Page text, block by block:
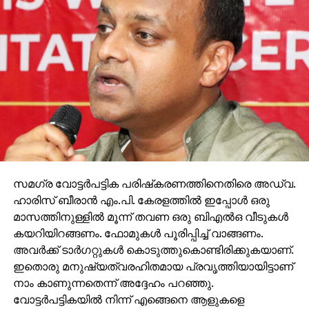
2012ല്‍ ബറാക് ഒബാമ വിജയിച്ച മിഷിഗണിലെ ജനത
ഇത്തവണ ട്രംപിനൊപ്പം നിന്നുവെന്നതു
ഡെമ്രോകാറ്റിക് കനത്ത തിരിച്ചടിയാണ്. വ്യാവസായിക
തകര്‍ച്ചയും തൊഴിലില്ലായ്മയും രൂക്ഷമായതാണ്
കൈവിടാന്‍ കാരണം. തെരഞ്ഞെടുപ്പ് കാലത്ത്
രാജ്യത്തെ തൊഴില്‍ പ്രശ്‌നങ്ങളെക്കുറിച്ചുള്ള
ട്രംപിന്റെ നിലപാടുകളും ഡെമോക്രാറ്റിക് പാര്‍ട്ടിയില്‍
നിന്ന് ജനങ്ങളെ അകറ്റി.
സമഗ്ര വോട്ടര്‍പട്ടിക പരിഷ്‌കരണത്തിനെതിരെ അഡ്വ.
ഹാരിസ് ബീരാന്‍ എം.പി. കേരളത്തില്‍ ഇപ്പോള്‍ ഒരു
മാസത്തിനുള്ളില്‍ മൂന്ന് തവണ ഒരു ബിഎല്‍ഒ വീടുകള്‍
കയറിയിറങ്ങണം. ഫോമുകള്‍ പൂരിപ്പിച്ച് വാങ്ങണം.
അവര്‍ക്ക് ടാര്‍ഗറ്റുകള്‍ കൊടുത്തുകൊണ്ടിരിക്കുകയാണ്.
ഇതൊരു മനുഷ്യത്വരഹിതമായ പ്രവൃത്തിയായിട്ടാണ്
നാം കാണുന്നതെന്ന് അദ്ദേഹം പറഞ്ഞു.
വോട്ടര്‍പട്ടികയില്‍ നിന്ന് എങ്ങെനെ ആളുകളെ